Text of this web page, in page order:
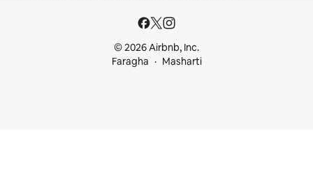
© 2026 Airbnb, Inc.
Faragha
Masharti